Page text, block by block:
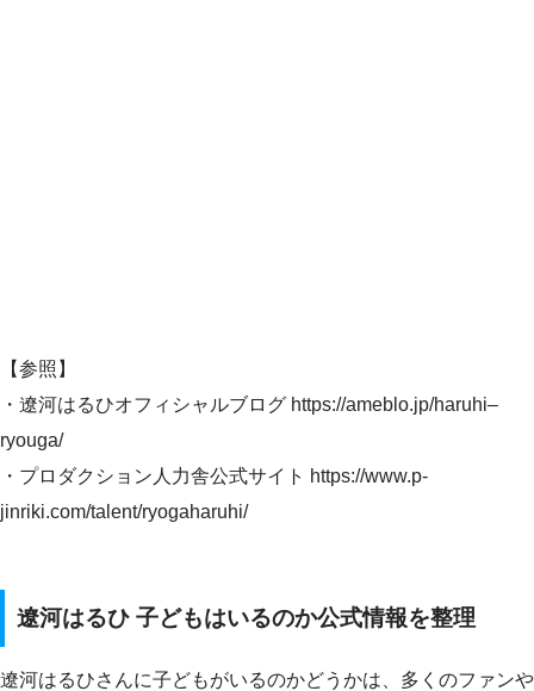
【参照】
・遼河はるひオフィシャルブログ https://ameblo.jp/haruhi–
ryouga/
・プロダクション人力舎公式サイト https://www.p-
jinriki.com/talent/ryogaharuhi/
遼河はるひ 子どもはいるのか公式情報を整理
遼河はるひさんに子どもがいるのかどうかは、多くのファンや